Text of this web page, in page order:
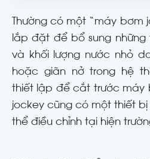
Thường có một “máy bơm
lắp đặt để bổ sung
và khối lượng nước nhỏ
hoặc giãn nở trong hệ
thiết lập để cắt trước máy
jockey cũng có một thiết
thể điều chỉnh tại hiện